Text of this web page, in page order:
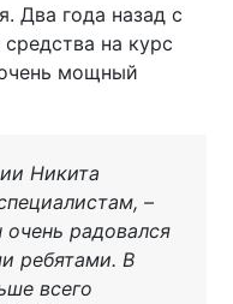
Два года назад с
на курс
мощный
Никита
–
очень радовался
ребятами. В
всего